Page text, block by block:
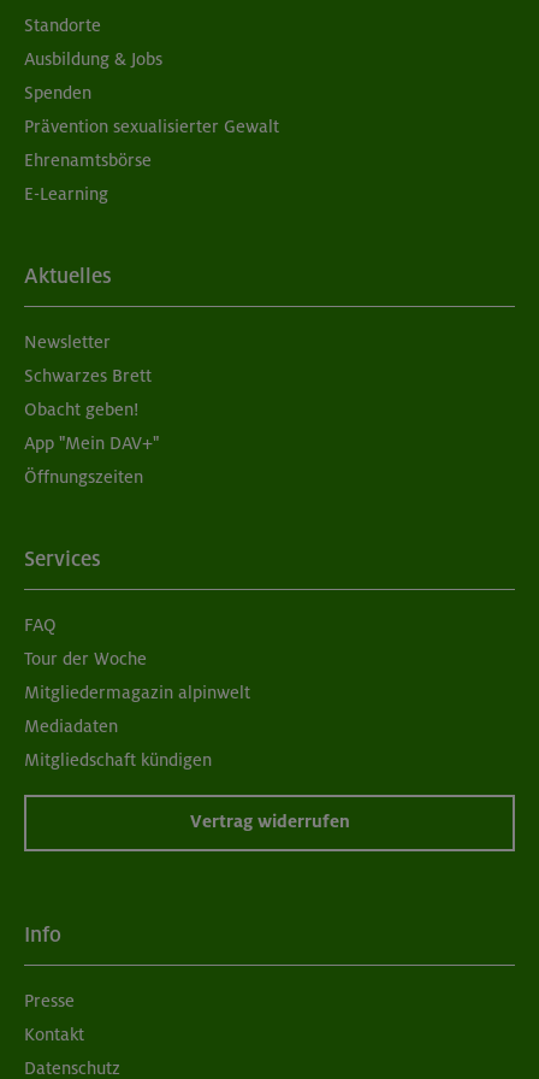
Standorte
Ausbildung & Jobs
Spenden
Prävention sexualisierter Gewalt
Ehrenamtsbörse
E-Learning
Aktuelles
Newsletter
Schwarzes Brett
Obacht geben!
App "Mein DAV+"
Öffnungszeiten
Services
FAQ
Tour der Woche
Mitgliedermagazin alpinwelt
Mediadaten
Mitgliedschaft kündigen
Vertrag widerrufen
Info
Presse
Kontakt
Datenschutz